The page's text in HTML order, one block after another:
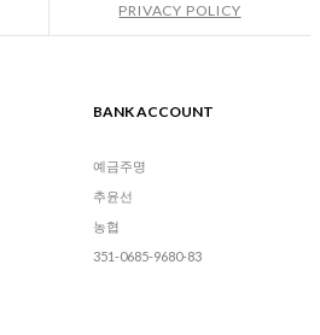
PRIVACY POLICY
BANK ACCOUNT
예금주명
추윤선
농협
351-0685-9680-83